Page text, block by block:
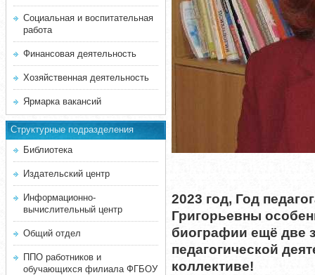
Социальная и воспитательная
работа
Финансовая деятельность
Хозяйственная деятельность
Ярмарка вакансий
Структурные подразделения
Библиотека
Издательский центр
Информационно-
вычислительный центр
Общий отдел
ППО работников и
обучающихся филиала ФГБОУ
2023 год, Год
Григорьевны
биографии ещё две
педагогической
коллективе!